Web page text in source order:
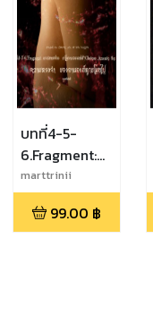
บทที่4-5-
6.Fragment:
นวนิยายเรื่อง
ชาโตอานองเตที่
สี่"(Chateau
marttrinii
99.00 ฿